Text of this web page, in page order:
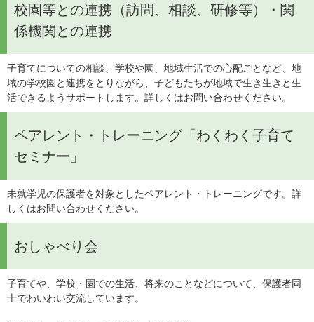
校園等との連携（訪問、相談、研修等）・関
係機関との連携
子育てについての相談、学校や園、地域生活での心配ごとなど、地
域の学校園と連携をとりながら、子どもたちが地域で生き生きと生
活できるようサポートします。詳しくはお問い合わせください。
ペアレント・トレーニング「わくわく子育て
セミナー」
未就学児の保護者を対象としたペアレント・トレーニングです。詳
しくはお問い合わせください。
おしゃべり会
子育てや、学校・園での生活、将来のことなどについて、保護者同
士でわいわい交流しています。